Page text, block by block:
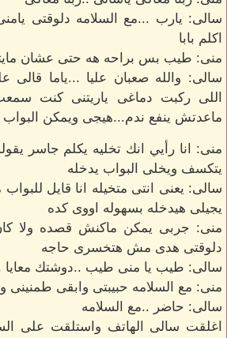
سالى: يارب ...مع السلامه دلوقتى
اكلم بابا
منى: طيب بس براحه هه حتى عشان
سالى: والله صعبان عليا ...ياما قالى
اللى ركبت دماغى ياريتنى كنت
ماعدتش ينفع ندم...هيجى ويمكن
منى: انا رأيي انك تخليه يكلم جاسر
يتكسف ويخلى البواب يدخله
سالى: يعنى انتى متخيله انا قايل
يجيلى هيدخله بسهوله اووى كده
منى: جربى يمكن ماكنش قصده ولا
دلوقتى هدى مش هتخسرى حاجه
سالى: طيب يا منى طيب ..دوشتك معايا
منى: مع السلامه حبيبتى وابقى طمنينى
سالى: حاضر ..مع السلامه
اغلقت سالى الهاتف واستلقت على